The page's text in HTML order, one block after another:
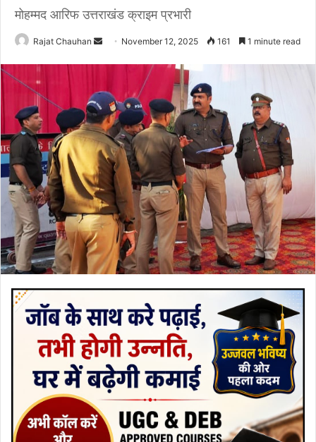
मोहम्मद आरिफ उत्तराखंड क्राइम प्रभारी
Rajat Chauhan
Send November 12, 2025 161 1 minute read